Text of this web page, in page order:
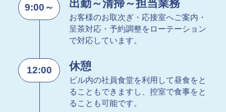
9:00～ 出勤～清掃～担当業務
お客様のお取次ぎ・応接室へご案内・
呈茶対応・予約調整をローテーション
で対応しています。
12:00 休憩
ビル内の社員食堂を利用して昼食をと
ることもできますし、控室で食事をと
ることも可能です。